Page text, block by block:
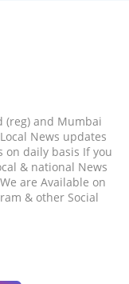
(reg) and Mumbai
News updates
on daily basis If you
& national News
are Available on
& other Social